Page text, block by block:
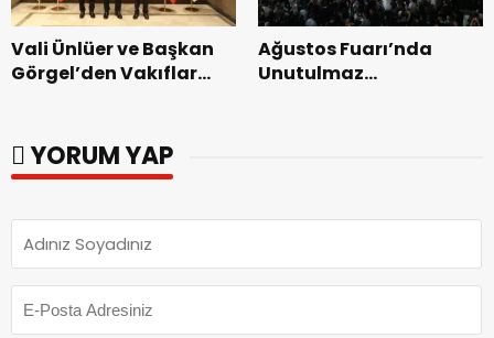
Vali Ünlüer ve Başkan
Görgel’den Vakıflar
Ağustos Fuarı’nda
Unutulmaz
YORUM YAP